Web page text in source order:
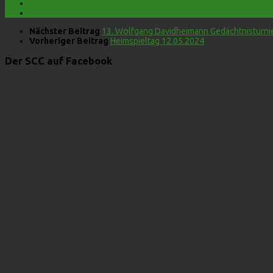
Nächster Beitrag 13. Wolfgang Davidheimann
Vorheriger Beitrag Heimspieltag 12.05.2024
Der SCC auf Facebook